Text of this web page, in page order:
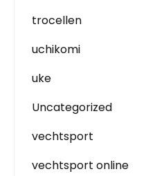
trocellen
uchikomi
uke
Uncategorized
vechtsport
vechtsport online